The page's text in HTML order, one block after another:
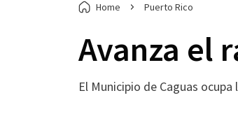
Home Puerto Rico
Avanza el
El Municipio de Caguas